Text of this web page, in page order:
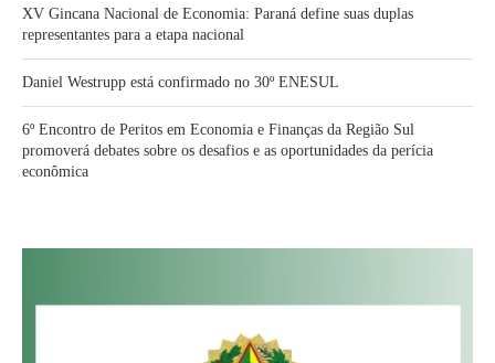
XV Gincana Nacional de Economia: Paraná define suas duplas
representantes para a etapa nacional
Daniel Westrupp está confirmado no 30º ENESUL
6º Encontro de Peritos em Economia e Finanças da Região Sul
promoverá debates sobre os desafios e as oportunidades da perícia
econômica